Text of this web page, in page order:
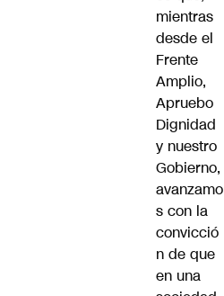
mientras
desde el
Frente
Amplio,
Apruebo
Dignidad
y nuestro
Gobierno,
avanzamo
s con la
convicció
n de que
en una